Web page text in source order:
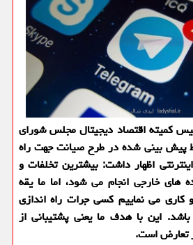
کمیته اقتصاد دیجیتال مجلس شورای
پیش بینی شده در طرح صیانت جهت راه
اظهار داشت: بیشترین تخلفات و
خارجی انجام می شود، اما ما یقه
کاری می نماییم کسی جرات راه اندازی
این با هدف ما یعنی پشتیبانی از
تعارض است.